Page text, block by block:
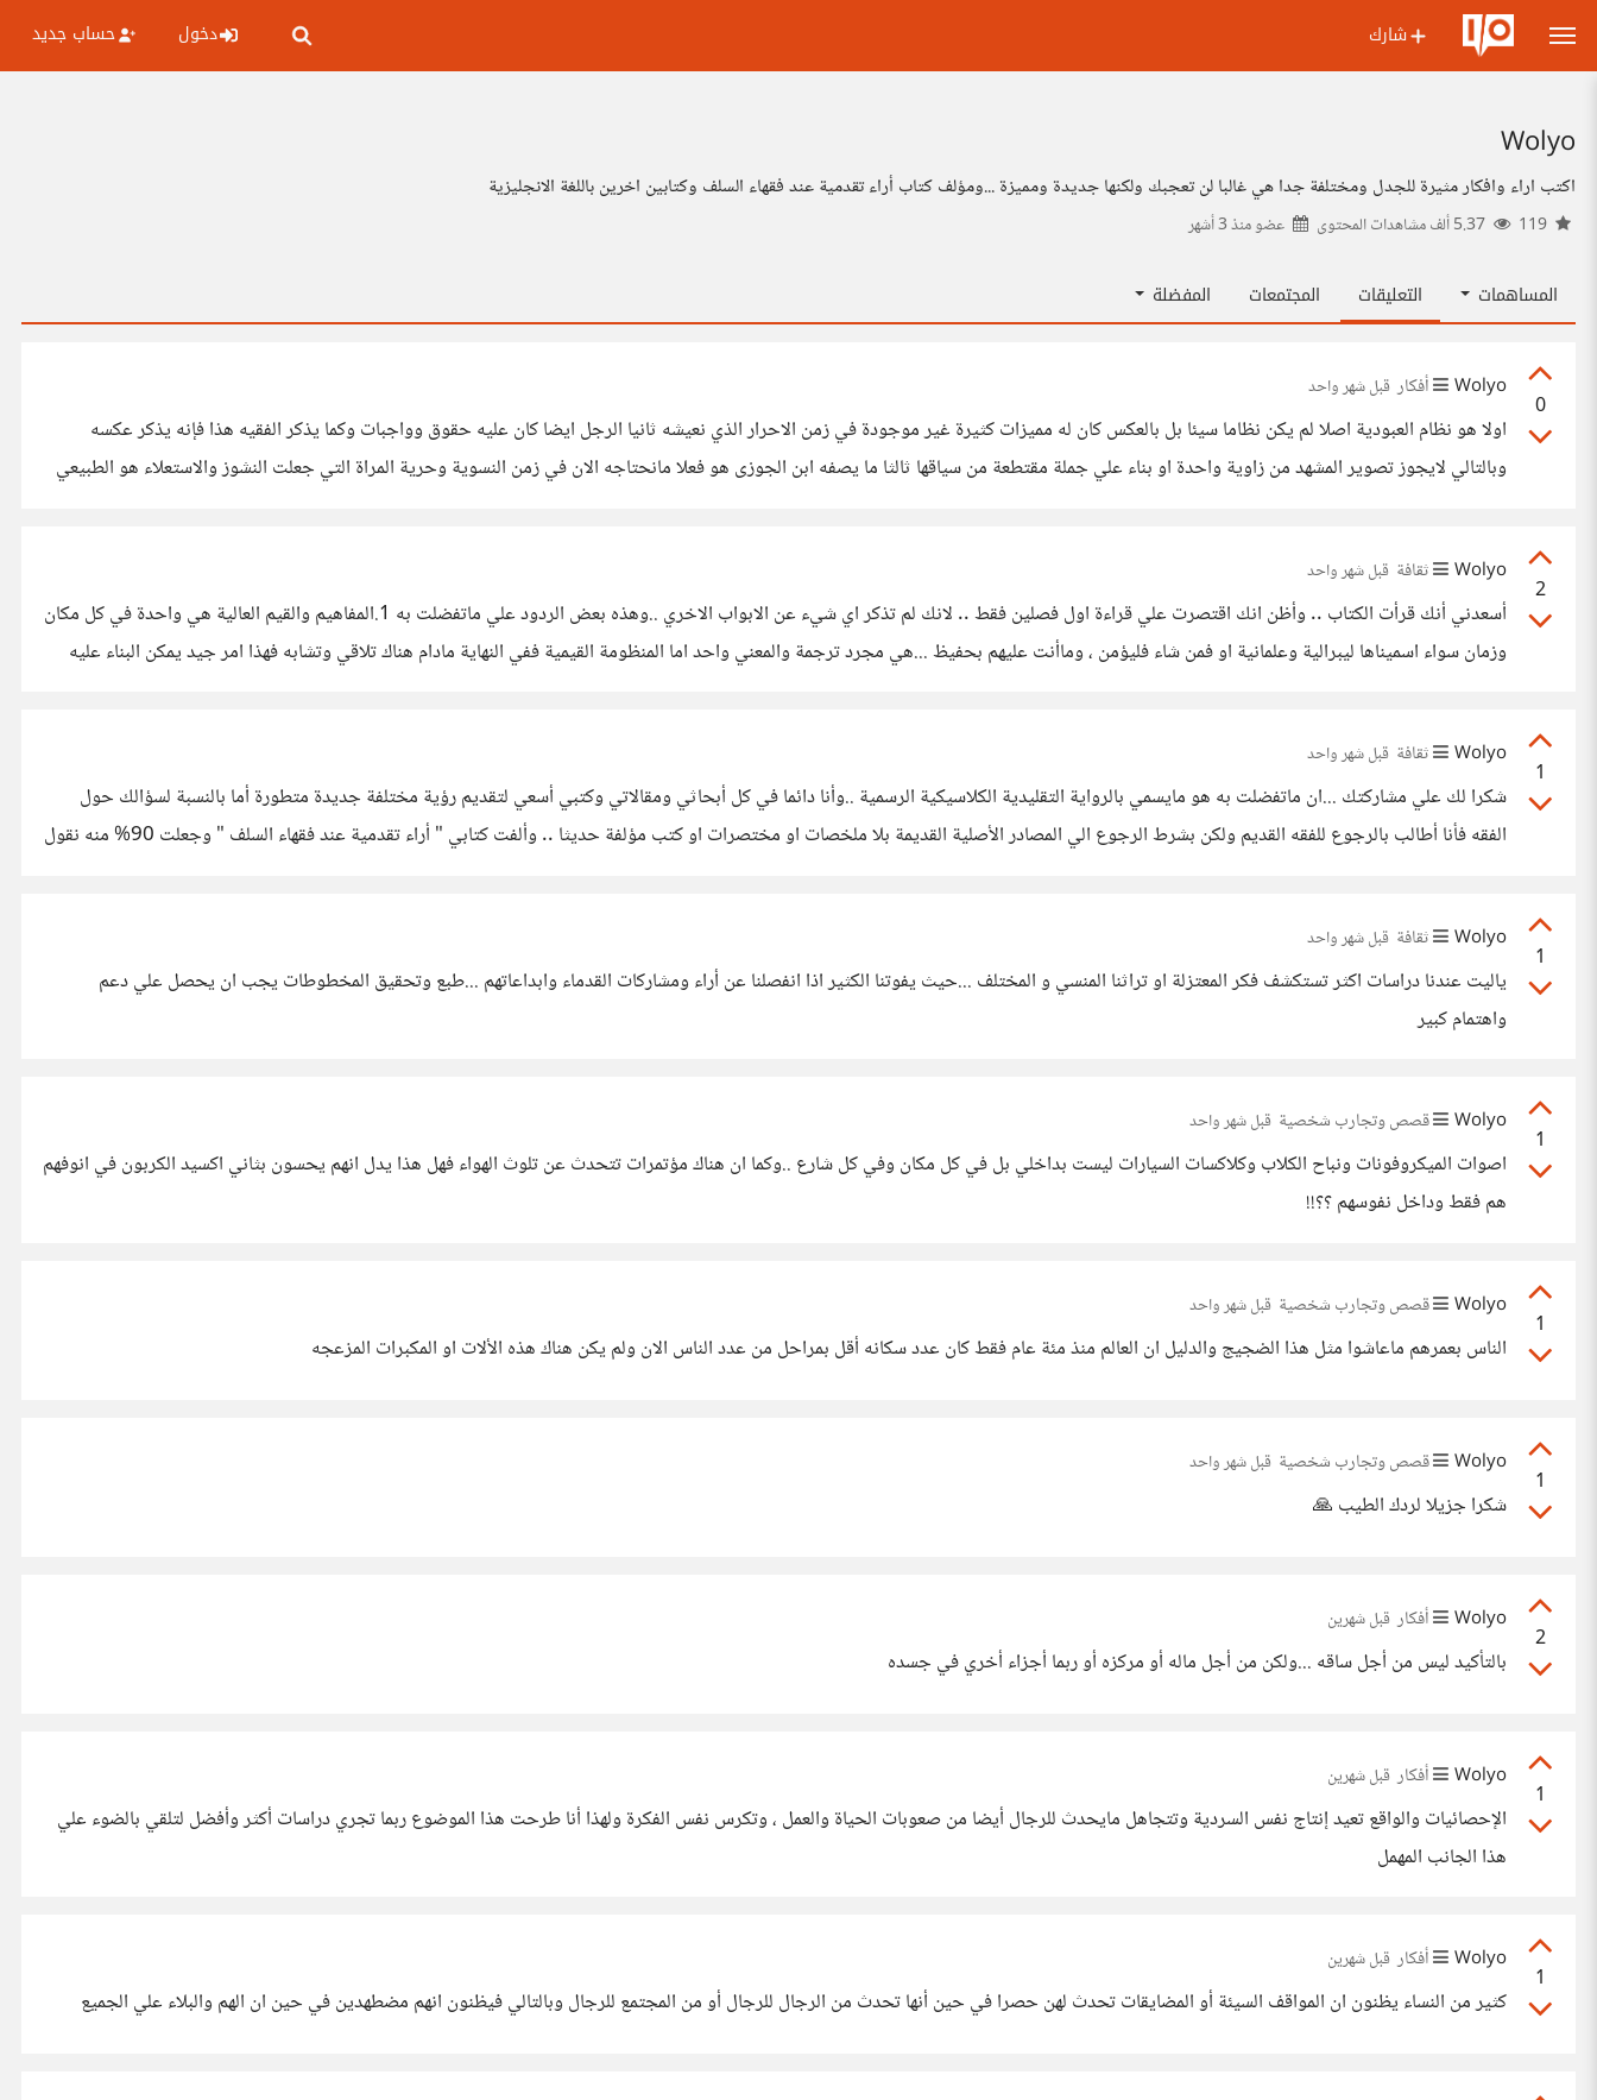
شارك دخول حساب جديد
Wolyo
اكتب اراء وافكار مثيرة للجدل ومختلفة جدا هي غالبا لن تعجبك ولكنها جديدة ومميزة ...ومؤلف كتاب أراء تقدمية عند فقهاء السلف وكتابين اخرين باللغة الانجليزية
عضو منذ3 أشهر
المساهمات التعليقات المجتمعات المفضلة
0
Wolyo أفكار قبل شهر واحد
اولا هو نظام العبودية اصلا لم يكن نظاما سيئا بل بالعكس كان له مميزات كثيرة غير موجودة في زمن الاحرار الذي نعيشه ثانيا الرجل ايضا كان عليه حقوق وواجبات وكما يذكر الفقيه هذا فإنه يذكر عكسه
وبالتالي لايجوز تصوير المشهد من زاوية واحدة او بناء علي جملة مقتطعة من سياقها ثالثا ما يصفه ابن الجوزى هو فعلا مانحتاجه الان في زمن النسوية وحرية المراة التي جعلت النشوز والاستعلاء هو الطبيعي
2
Wolyo ثقافة قبل شهر واحد
أسعدني أنك قرأت الكتاب .. وأظن انك اقتصرت علي قراءة اول فصلين فقط .. لانك لم تذكر اي شيء عن الابواب الاخري ..وهذه بعض الردود علي ماتفضلت به 1.المفاهيم والقيم العالية هي واحدة في كل مكان
وزمان سواء اسميناها ليبرالية وعلمانية او فمن شاء فليؤمن ، وماأنت عليهم بحفيظ ...هي مجرد ترجمة والمعني واحد اما المنظومة القيمية ففي النهاية مادام هناك تلاقي وتشابه فهذا امر جيد يمكن البناء عليه
1
Wolyo ثقافة قبل شهر واحد
شكرا لك علي مشاركتك ...ان ماتفضلت به هو مايسمي بالرواية التقليدية الكلاسيكية الرسمية ..وأنا دائما في كل أبحاثي ومقالاتي وكتبي أسعي لتقديم رؤية مختلفة جديدة متطورة أما بالنسبة لسؤالك حول
الفقه فأنا أطالب بالرجوع للفقه القديم ولكن بشرط الرجوع الي المصادر الأصلية القديمة بلا ملخصات او مختصرات او كتب مؤلفة حديثا .. وألفت كتابي " أراء تقدمية عند فقهاء السلف " وجعلت 90% منه نقول
1
Wolyo ثقافة قبل شهر واحد
ياليت عندنا دراسات اكثر تستكشف فكر المعتزلة او تراثنا المنسي و المختلف ...حيث يفوتنا الكثير اذا انفصلنا عن أراء ومشاركات القدماء وابداعاتهم ...طبع وتحقيق المخطوطات يجب ان يحصل علي دعم
واهتمام كبير
1
Wolyo قصص وتجارب شخصية قبل شهر واحد
اصوات الميكروفونات ونباح الكلاب وكلاكسات السيارات ليست بداخلي بل في كل مكان وفي كل شارع ..وكما ان هناك مؤتمرات تتحدث عن تلوث الهواء فهل هذا يدل انهم يحسون بثاني اكسيد الكربون في انوفهم
هم فقط وداخل نفوسهم ؟؟!!
1
Wolyo قصص وتجارب شخصية قبل شهر واحد
الناس بعمرهم ماعاشوا مثل هذا الضجيج والدليل ان العالم منذ مئة عام فقط كان عدد سكانه أقل بمراحل من عدد الناس الان ولم يكن هناك هذه الألات او المكبرات المزعجه
1
Wolyo قصص وتجارب شخصية قبل شهر واحد
شكرا جزيلا لردك الطيب 🙏
2
Wolyo أفكار قبل شهرين
بالتأكيد ليس من أجل ساقه ...ولكن من أجل ماله أو مركزه أو ربما أجزاء أخري في جسده
1
Wolyo أفكار قبل شهرين
الإحصائيات والواقع تعيد إنتاج نفس السردية وتتجاهل مايحدث للرجال أيضا من صعوبات الحياة والعمل ، وتكرس نفس الفكرة ولهذا أنا طرحت هذا الموضوع ربما تجري دراسات أكثر وأفضل لتلقي بالضوء علي
هذا الجانب المهمل
1
Wolyo أفكار قبل شهرين
كثير من النساء يظنون ان المواقف السيئة أو المضايقات تحدث لهن حصرا في حين أنها تحدث من الرجال للرجال أو من المجتمع للرجال وبالتالي فيظنون انهم مضطهدين في حين ان الهم والبلاء علي الجميع